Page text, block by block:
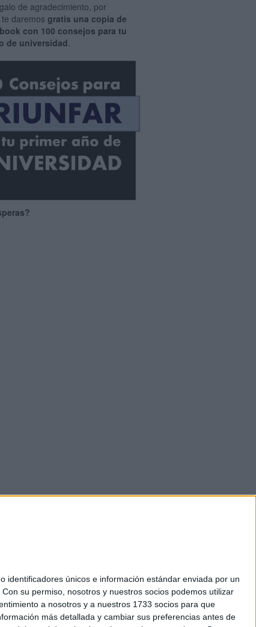
identificadores únicos e información estándar enviada por un
Con su permiso, nosotros y nuestros socios podemos utilizar
a nosotros y a nuestros 1733 socios para que
más detallada y cambiar sus preferencias antes de
de agradecimiento, por
te daremosgratis una copia de
con 100 consejos para tu
de universidad.